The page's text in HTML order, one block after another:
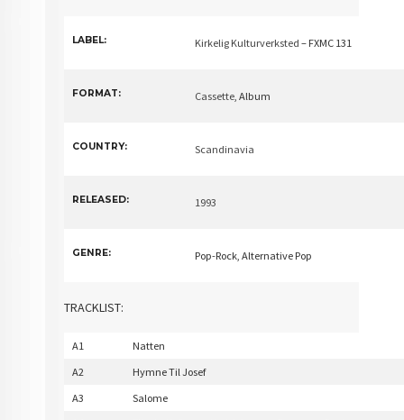
LABEL: Kirkelig Kulturverksted – FXMC 131
FORMAT: Cassette, Album
COUNTRY: Scandinavia
RELEASED: 1993
GENRE: Pop-Rock, Alternative Pop
TRACKLIST:
A1
Natten
A2
Hymne Til Josef
A3
Salome